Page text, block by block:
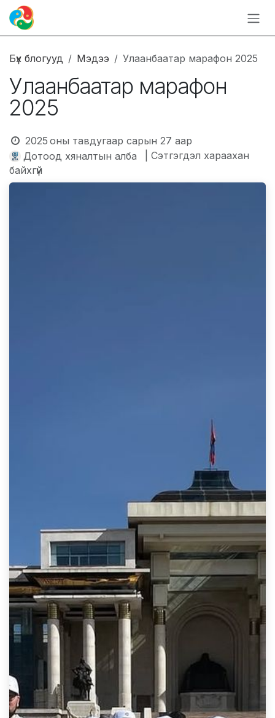
Skip to Content
Бүх блогууд Мэдээ Улаанбаатар марафон 2025
Улаанбаатар марафон
2025
2025 оны тавдугаар сарын 27 аар
Дотоод хяналтын алба
| Сэтгэгдэл хараахан
байхгүй